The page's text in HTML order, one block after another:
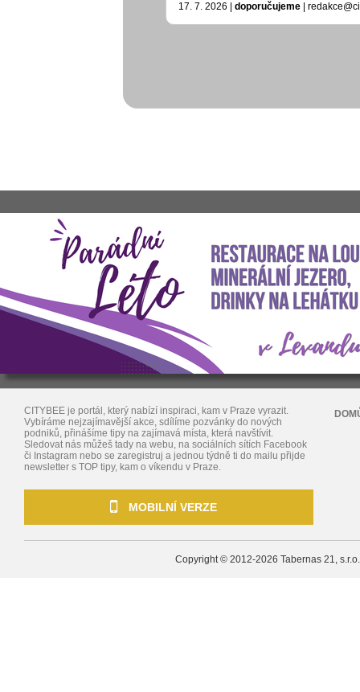
17. 7. 2026 | doporučujeme |
CITYBEE je portál, který nabízí inspiraci, kam v Praze vyrazit.
Vybíráme nejzajímavější akce, sdílíme pozvánky do nových
podniků, přinášíme tipy na zajímavá místa, která navštívit.
Sledovat nás můžeš tady na webu, na sociálních sítích Facebook
či Instagram nebo se zaregistruj a jednou týdně ti do mailu přijde
newsletter s TOP tipy, kam o víkendu v Praze.
MOBILNÍ VERZE
Copyright © 2012-2026 Tabernas 21, s.r.o.